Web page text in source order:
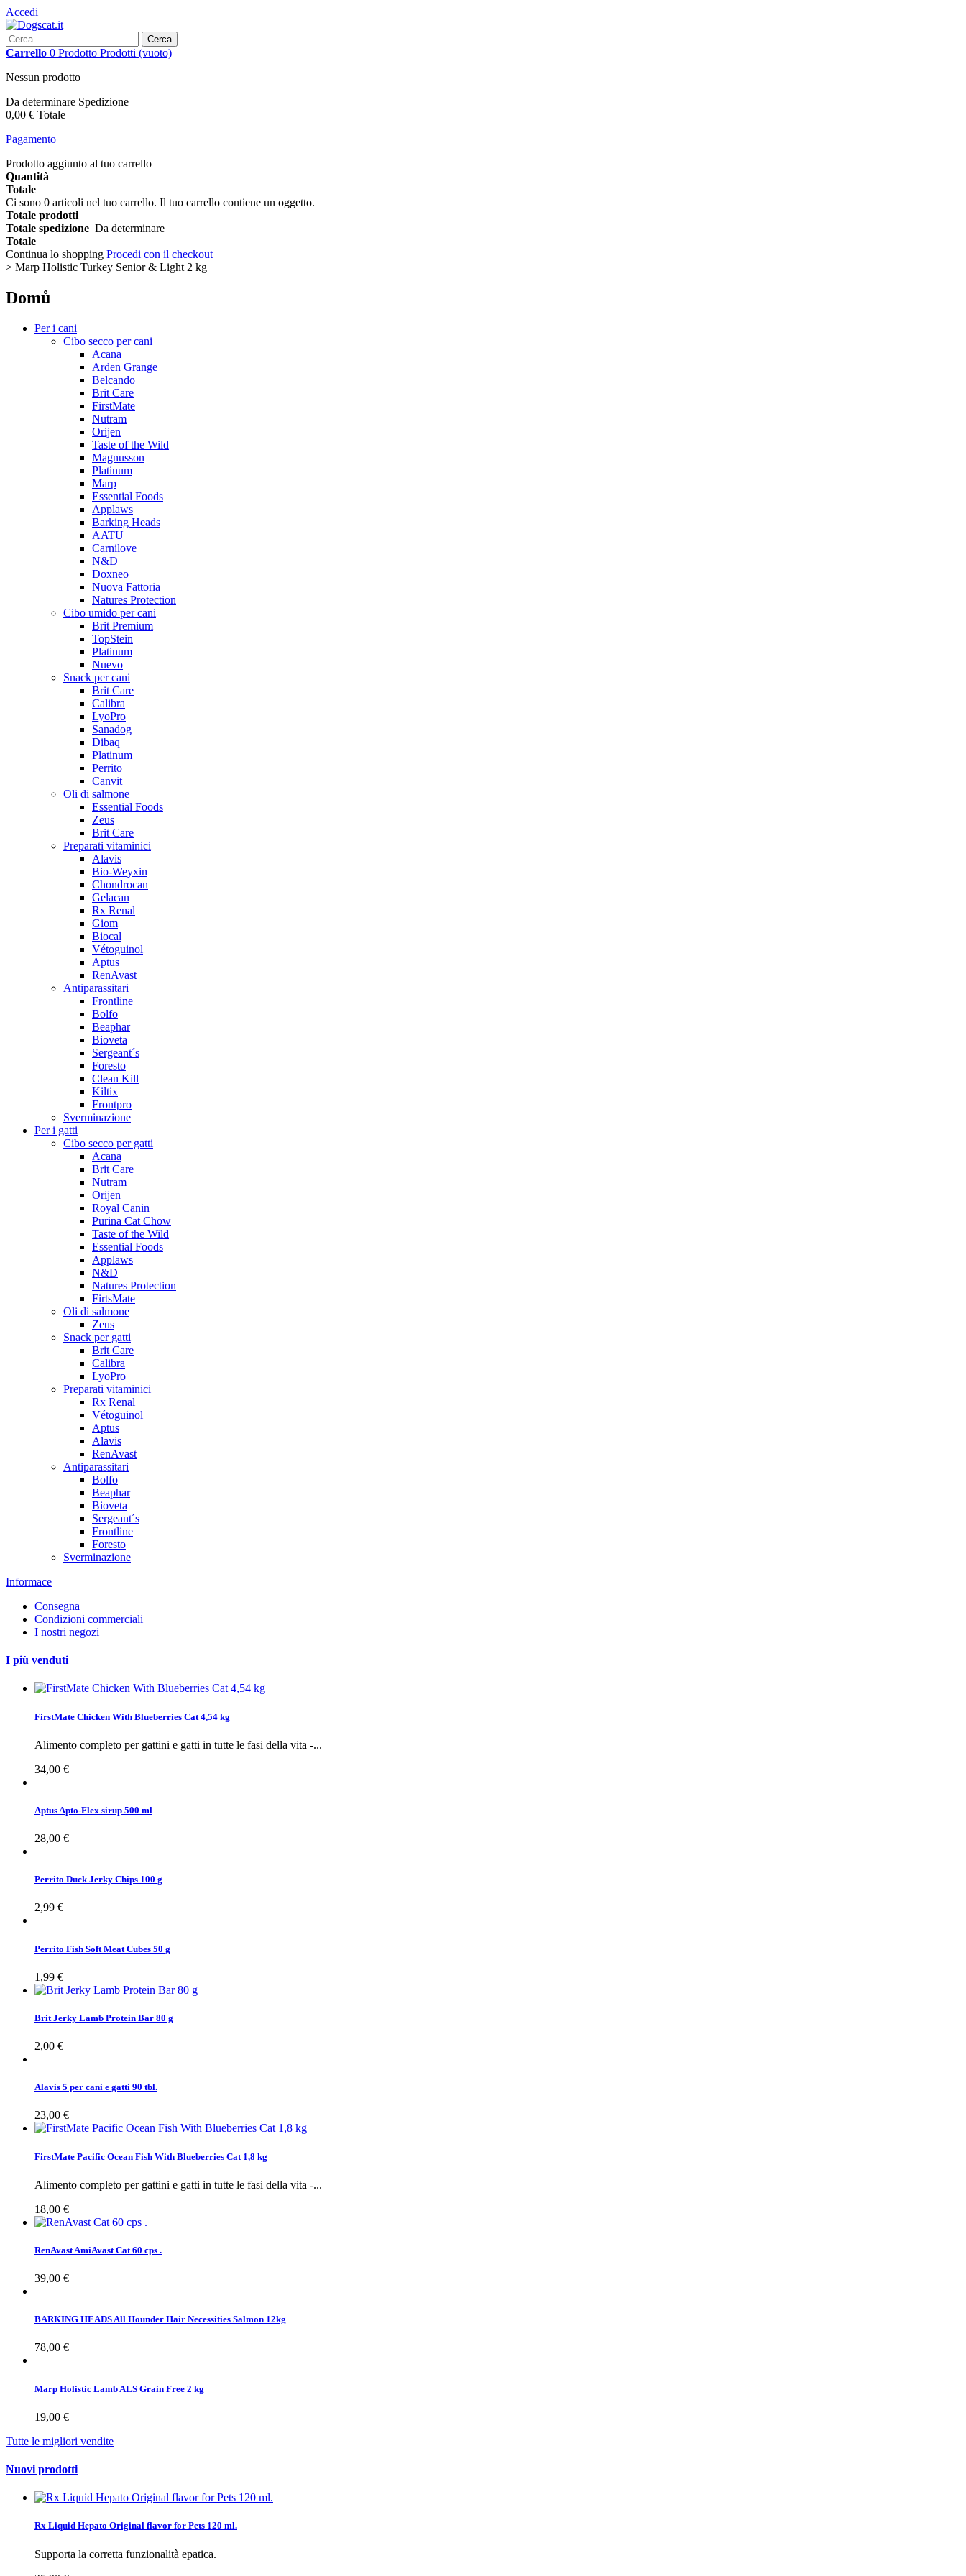
Accedi
Cerca
Carrello 0 Prodotto Prodotti (vuoto)
Nessun prodotto
Da determinare Spedizione
0,00 € Totale
Pagamento
Prodotto aggiunto al tuo carrello
Quantità
Totale
Ci sono 0 articoli nel tuo carrello. Il tuo carrello contiene un oggetto.
Totale prodotti
Totale spedizione Da determinare
Totale
Continua lo shopping Procedi con il checkout
> Marp Holistic Turkey Senior & Light 2 kg
Domů
Per i cani
Cibo secco per cani
Acana
Arden Grange
Belcando
Brit Care
FirstMate
Nutram
Orijen
Taste of the Wild
Magnusson
Platinum
Marp
Essential Foods
Applaws
Barking Heads
AATU
Carnilove
N&D
Doxneo
Nuova Fattoria
Natures Protection
Cibo umido per cani
Brit Premium
TopStein
Platinum
Nuevo
Snack per cani
Brit Care
Calibra
LyoPro
Sanadog
Dibaq
Platinum
Perrito
Canvit
Oli di salmone
Essential Foods
Zeus
Brit Care
Preparati vitaminici
Alavis
Bio-Weyxin
Chondrocan
Gelacan
Rx Renal
Giom
Biocal
Vétoguinol
Aptus
RenAvast
Antiparassitari
Frontline
Bolfo
Beaphar
Bioveta
Sergeant´s
Foresto
Clean Kill
Kiltix
Frontpro
Sverminazione
Per i gatti
Cibo secco per gatti
Acana
Brit Care
Nutram
Orijen
Royal Canin
Purina Cat Chow
Taste of the Wild
Essential Foods
Applaws
N&D
Natures Protection
FirtsMate
Oli di salmone
Zeus
Snack per gatti
Brit Care
Calibra
LyoPro
Preparati vitaminici
Rx Renal
Vétoguinol
Aptus
Alavis
RenAvast
Antiparassitari
Bolfo
Beaphar
Bioveta
Sergeant´s
Frontline
Foresto
Sverminazione
Informace
Consegna
Condizioni commerciali
I nostri negozi
I più venduti
FirstMate Chicken With Blueberries Cat 4,54 kg
Alimento completo per gattini e gatti in tutte le fasi della vita -...
34,00 €
Aptus Apto-Flex sirup 500 ml
28,00 €
Perrito Duck Jerky Chips 100 g
2,99 €
Perrito Fish Soft Meat Cubes 50 g
1,99 €
Brit Jerky Lamb Protein Bar 80 g
2,00 €
Alavis 5 per cani e gatti 90 tbl.
23,00 €
FirstMate Pacific Ocean Fish With Blueberries Cat 1,8 kg
Alimento completo per gattini e gatti in tutte le fasi della vita -...
18,00 €
RenAvast AmiAvast Cat 60 cps .
39,00 €
BARKING HEADS All Hounder Hair Necessities Salmon 12kg
78,00 €
Marp Holistic Lamb ALS Grain Free 2 kg
19,00 €
Tutte le migliori vendite
Nuovi prodotti
Rx Liquid Hepato Original flavor for Pets 120 ml.
Supporta la corretta funzionalità epatica.